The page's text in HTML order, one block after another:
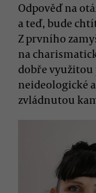
Odpověď na
a teď, bude
Z prvního
na
dobře
neideologické
zvládnutou